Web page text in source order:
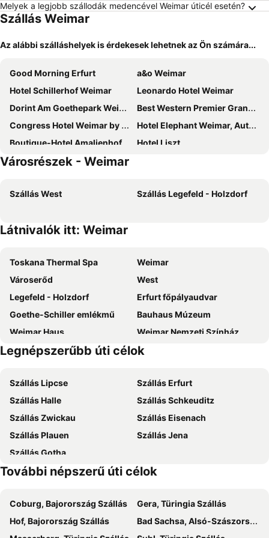
Melyek a legjobb szállodák medencével Weimar úticél esetén?
Szállás Weimar
Az alábbi szálláshelyek is érdekesek lehetnek az Ön számára...
Good Morning Erfurt
a&o Weimar
Hotel Schillerhof Weimar
Leonardo Hotel Weimar
Dorint Am Goethepark Weimar
Best Western Premier Grand Hotel Russischer Hof
Congress Hotel Weimar by Mercure
Hotel Elephant Weimar, Autograph Collection
Boutique-Hotel Amalienhof
Hotel Liszt
Hotel Erbenhof
Hotel am Goethehaus
Grande Albergo Giancarlo
Landhauspension Rank
Dorint Hotel Esplanade Jena
Városrészek - Weimar
Szállás West Szállás Legefeld - Holzdorf
Látnivalók itt: Weimar
Toskana Thermal Spa
Weimar
Városerőd
West
Legefeld - Holzdorf
Erfurt főpályaudvar
Goethe-Schiller emlékmű
Bauhaus Múzeum
Weimar Haus
Weimar Nemzeti Színház
Schillerstraße
Altstadt
Weimarer Weihnachtsmarkt
Kickelhahn
Linderbach
F-Haus
Zeiss Planetarium Jena
Bahnhof Apolda
Dóm tér
Automobilmesse Erfurt
Barfüßer templom
Legnépszerűbb úti célok
Szállás Lipcse
Szállás Erfurt
Szállás Halle
Szállás Schkeuditz
Szállás Zwickau
Szállás Eisenach
Szállás Plauen
Szállás Jena
Szállás Gotha
További népszerű úti célok
Coburg, Bajorország Szállás
Gera, Türingia Szállás
Hof, Bajorország Szállás
Bad Sachsa, Alsó-Szászország Szállás